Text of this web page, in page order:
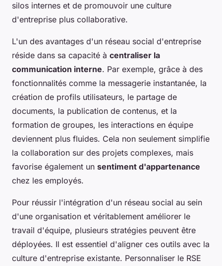
silos internes et de promouvoir une culture
d'entreprise plus collaborative.
L'un des avantages d'un réseau social d'entreprise
réside dans sa capacité à centraliser la
communication interne. Par exemple, grâce à des
fonctionnalités comme la messagerie instantanée, la
création de profils utilisateurs, le partage de
documents, la publication de contenus, et la
formation de groupes, les interactions en équipe
deviennent plus fluides. Cela non seulement simplifie
la collaboration sur des projets complexes, mais
favorise également un sentiment d'appartenance
chez les employés.
Pour réussir l'intégration d'un réseau social au sein
d'une organisation et véritablement améliorer le
travail d'équipe, plusieurs stratégies peuvent être
déployées. Il est essentiel d'aligner ces outils avec la
culture d'entreprise existante. Personnaliser le RSE